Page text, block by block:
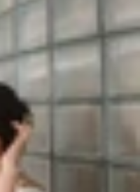
Khuyến
Thông báoKhách
hình
A19 và bộ